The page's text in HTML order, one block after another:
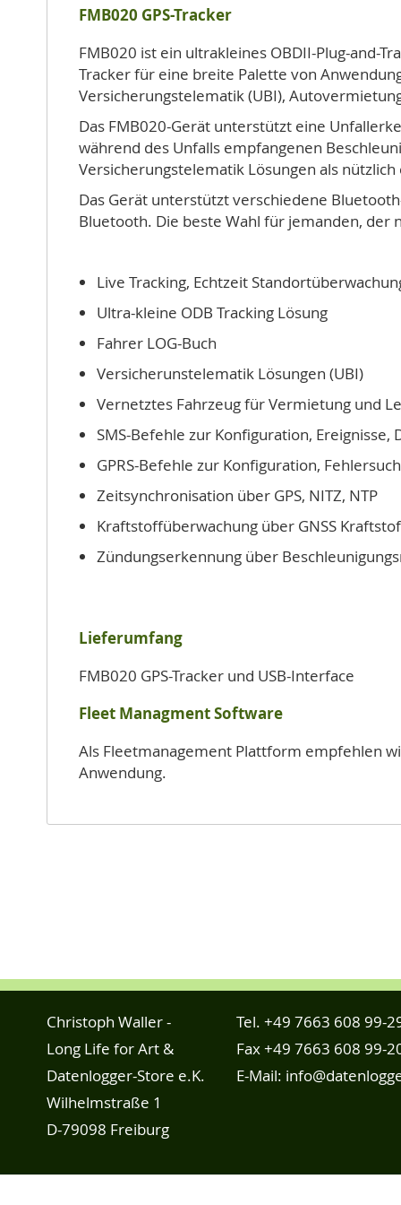
FMB020 GPS-Tracker
FMB020 ist ein ultrakleines OBDII-Plug-and-
Tracker für eine breite Palette von
Versicherungstelematik (UBI),
Das FMB020-Gerät unterstützt eine
während des Unfalls empfangenen
Versicherungstelematik Lösungen als nützlich
Das Gerät unterstützt verschiedene
Bluetooth. Die beste Wahl für jemanden, der
Live Tracking, Echtzeit
Ultra-kleine ODB Tracking Lösung
Fahrer LOG-Buch
Versicherunstelematik Lösungen (UBI)
Vernetztes Fahrzeug für Vermietung und
SMS-Befehle zur Konfiguration, Ereignisse,
GPRS-Befehle zur Konfiguration,
Zeitsynchronisation über GPS, NITZ, NTP
Kraftstoffüberwachung über GNSS
Zündungserkennung über
Lieferumfang
FMB020 GPS-Tracker und USB-Interface
Fleet Managment Software
Als Fleetmanagement Plattform empfehlen
Anwendung.
Christoph Waller -
Long Life for Art &
Datenlogger-Store e.K.
Wilhelmstraße 1
D-79098 Freiburg
Tel. +49 7663 608 99-
Fax +49 7663 608 99-
E-Mail: